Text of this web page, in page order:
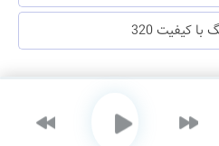
با کیفیت 320